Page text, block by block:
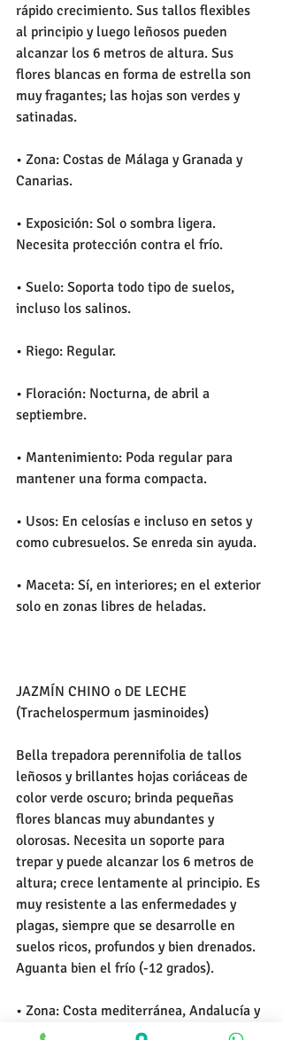
rápido crecimiento. Sus tallos flexibles
al principio y luego leñosos pueden
alcanzar los 6 metros de altura. Sus
flores blancas en forma de estrella son
muy fragantes; las hojas son verdes y
satinadas.
• Zona: Costas de Málaga y Granada y
Canarias.
• Exposición: Sol o sombra ligera.
Necesita protección contra el frío.
• Suelo: Soporta todo tipo de suelos,
incluso los salinos.
• Riego: Regular.
• Floración: Nocturna, de abril a
septiembre.
• Mantenimiento: Poda regular para
mantener una forma compacta.
• Usos: En celosías e incluso en setos y
como cubresuelos. Se enreda sin ayuda.
• Maceta: Sí, en interiores; en el exterior
solo en zonas libres de heladas.
JAZMÍN CHINO o DE LECHE
(Trachelospermum jasminoides)
Bella trepadora perennifolia de tallos
leñosos y brillantes hojas coriáceas de
color verde oscuro; brinda pequeñas
flores blancas muy abundantes y
olorosas. Necesita un soporte para
trepar y puede alcanzar los 6 metros de
altura; crece lentamente al principio. Es
muy resistente a las enfermedades y
plagas, siempre que se desarrolle en
suelos ricos, profundos y bien drenados.
Aguanta bien el frío (-12 grados).
• Zona: Costa mediterránea, Andalucía y
centro de España.